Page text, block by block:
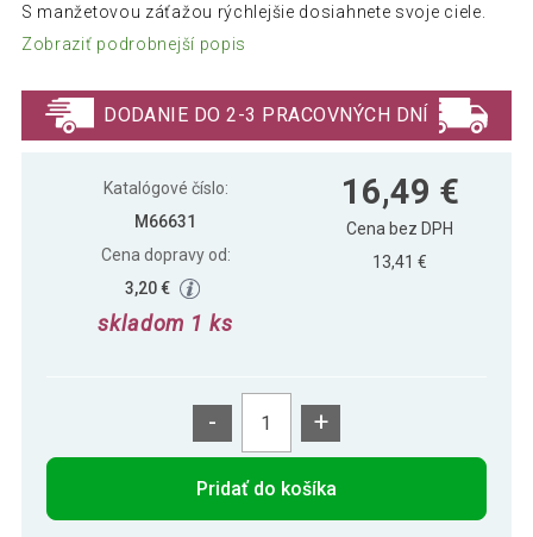
S manžetovou záťažou rýchlejšie dosiahnete svoje ciele.
Zobraziť podrobnejší popis
DODANIE DO 2-3 PRACOVNÝCH DNÍ
Katalógové číslo:
M66631
Cena dopravy od:
3,20 €
skladom 1 ks
16,49 €
Cena bez DPH
13,41 €
- +
Pridať do košíka